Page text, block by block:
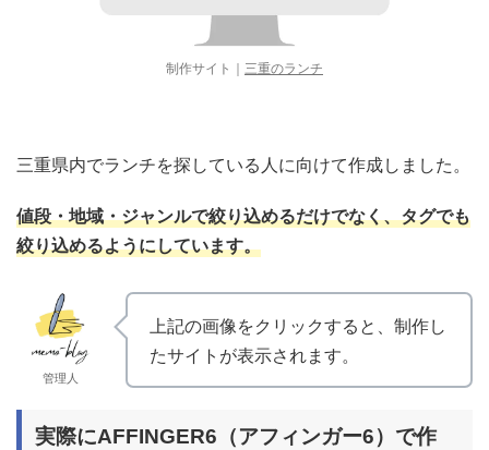
制作サイト｜ 三重のランチ
三重県内でランチを探している人に向けて作成しました。
値段・地域・ジャンルで絞り込めるだけでなく、タグでも
絞り込めるようにしています。
管理人
上記の画像をクリックすると、制作し
たサイトが表示されます。
実際にAFFINGER6（アフィンガー6）で作